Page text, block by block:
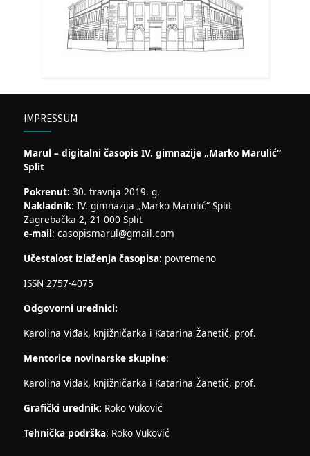
IMPRESSUM
Marul – digitalni časopis IV. gimnazije „Marko Marulić“
Split
Pokrenut: 30. travnja 2019. g.
Nakladnik: IV. gimnazija „Marko Marulić“ Split
Zagrebačka 2, 21 000 Split
e-mail: casopismarul@gmail.com
Učestalost izlaženja časopisa: povremeno
ISSN 2757-4075
Odgovorni urednici:
Karolina Viđak, knjižničarka i Katarina Žanetić, prof.
Mentorice novinarske skupine:
Karolina Viđak, knjižničarka i Katarina Žanetić, prof.
Grafički urednik: Roko Vuković
Tehnička podrška: Roko Vuković